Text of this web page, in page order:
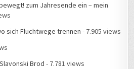
zum Jahresende ein – mein
sich Fluchtwege trennen - 7.905 views
Brod - 7.781 views